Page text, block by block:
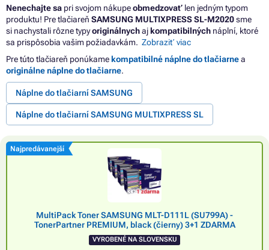
Nenechajte sa pri svojom nákupeobmedzovať len jedným typom
produktu! Pre tlačiareň SAMSUNG MULTIXPRESS SL-M2020sme
si nachystali rôzne typyoriginálnychaj kompatibilných náplní, ktoré
sa prispôsobia vašim požiadavkám. Zobraziť viac
Pre túto tlačiareň ponúkame kompatibilné náplne do tlačiarnea
originálne náplne do tlačiarne.
Náplne do tlačiarní SAMSUNG
Náplne do tlačiarní SAMSUNG MULTIXPRESS SL
Najpredávanejší
MultiPack Toner SAMSUNG MLT-D111L (SU799A) -
TonerPartner PREMIUM, black (čierny) 3+1 ZDARMA
VYROBENÉ NA SLOVENSKU